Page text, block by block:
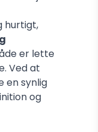
hurtigt,
er lette
Ved at
en synlig
og